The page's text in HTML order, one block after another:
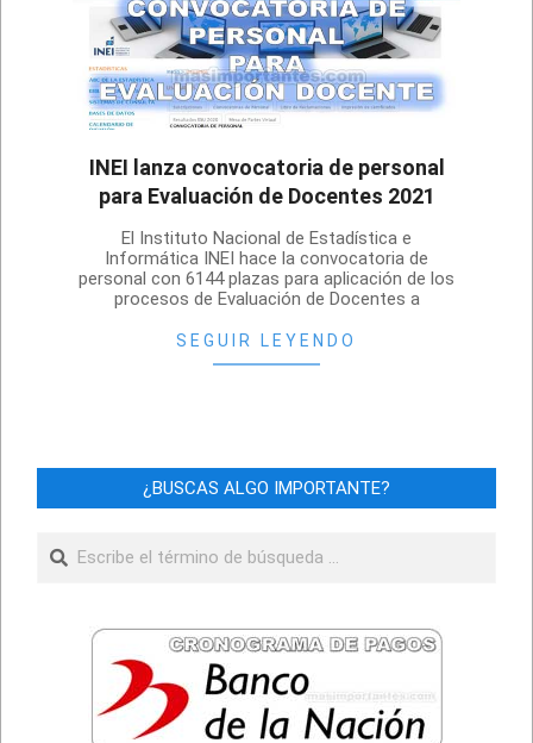
INEI lanza convocatoria de personal
para Evaluación de Docentes 2021
21
El Instituto Nacional de Estadística e
Informática INEI hace la convocatoria de
personal con 6144 plazas para aplicación de los
procesos de Evaluación de Docentes a
SEGUIR LEYENDO
¿BUSCAS ALGO IMPORTANTE?
Buscar